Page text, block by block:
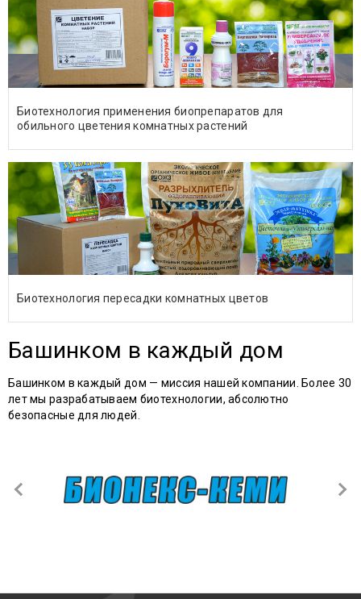
Биотехнология применения биопрепаратов для
обильного цветения комнатных растений
Биотехнология пересадки комнатных цветов
Башинком в каждый дом
Башинком в каждый дом — миссия нашей компании. Более 30
лет мы разрабатываем биотехнологии, абсолютно
безопасные для людей.